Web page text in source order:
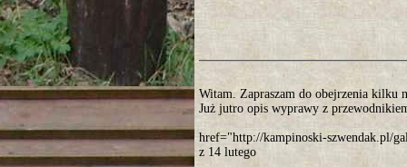
Witam. Zapraszam do obejrzenia kilku
Już jutro opis wyprawy z
href="http://kampinoski-szwendak.pl/
z 14 lutego